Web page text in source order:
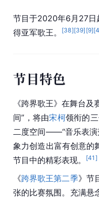
节目于2020年6月27
得亚军歌王。
[38][39] [9][
节目特色
《跨界歌王》在舞台及
间”，将由宋柯领衔的
二度空间——“音乐表演
象力创造出富有创意的
节目中的精彩表现。
[41 ]
《跨界歌王第二季》节
张的比赛氛围。充满悬